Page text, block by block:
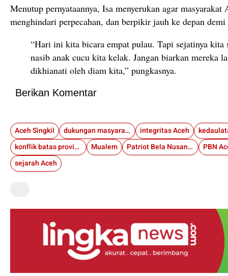
Menutup pernyataannya, Isa menyerukan agar masyarakat
menghindari perpecahan, dan berpikir jauh ke depan demi
“Hari ini kita bicara empat pulau. Tapi sejatinya kita
nasib anak cucu kita kelak. Jangan biarkan mereka
dikhianati oleh diam kita,” pungkasnya.
Berikan Komentar
Aceh Singkil dukungan masyarakat Aceh
integritas Aceh
konflik batas provinsi
Mualem Patriot Bela Nusantara
PBN
sejarah Aceh